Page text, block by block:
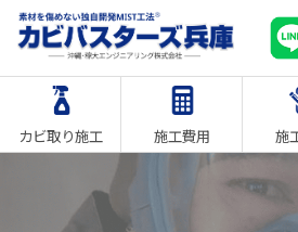
カビ取り施工 施工費用 施